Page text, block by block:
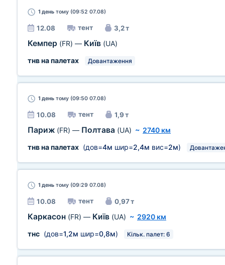
1 день тому (09:52 07.08)
12.08 тент 3,2 т
Кемпер (FR) — Київ (UA)
тнв на палетах
Довантаження
1 день тому (09:50 07.08)
10.08 тент 1,9 т
Париж (FR) — Полтава (UA) ~ 2740 км
тнв на палетах (дов=4м шир=2,4м вис=2м)
1 день тому (09:29 07.08)
10.08 тент 0,97 т
Каркасон (FR) — Київ (UA) ~ 2920 км
тнс (дов=1,2м шир=0,8м) Кільк. палет: 6